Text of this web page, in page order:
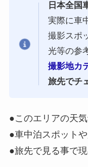
日本全国
実際に車
撮影スポ
光等の参
撮影地カ
旅先でチ
●このエリアの天
●車中泊スポットや
●旅先で見る事で